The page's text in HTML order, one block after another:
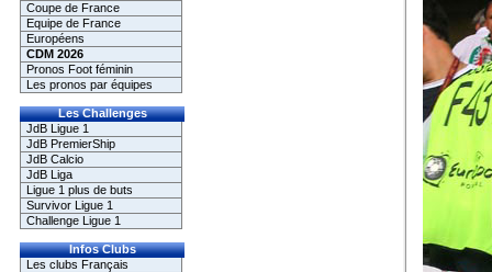
Coupe de France
Equipe de France
Européens
CDM 2026
Pronos Foot féminin
Les pronos par équipes
Les Challenges
JdB Ligue 1
JdB PremierShip
JdB Calcio
JdB Liga
Ligue 1 plus de buts
Survivor Ligue 1
Challenge Ligue 1
Infos Clubs
Les clubs Français